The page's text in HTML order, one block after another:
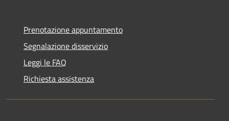
Prenotazione appuntamento
Segnalazione disservizio
Leggi le FAQ
Richiesta assistenza